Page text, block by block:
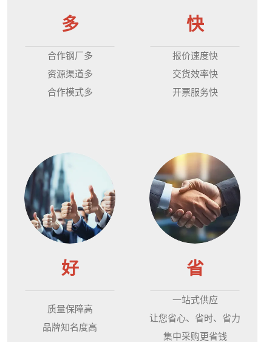
多
合作钢厂多
资源渠道多
合作模式多
快
报价速度快
交货效率快
开票服务快
好
质量保障高
品牌知名度高
省
一站式供应
让您省心、省时、省力
集中采购更省钱